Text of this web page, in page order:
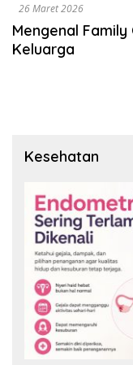
26 Maret 2026
Mengenal
Keluarga
Kesehatan